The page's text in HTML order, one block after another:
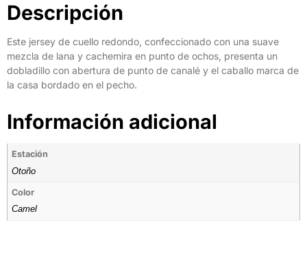
Descripción
Este jersey de cuello redondo, confeccionado con una suave
mezcla de lana y cachemira en punto de ochos, presenta un
dobladillo con abertura de punto de canalé y el caballo marca de
la casa bordado en el pecho.
Información adicional
Estación
Otoño
Color
Camel